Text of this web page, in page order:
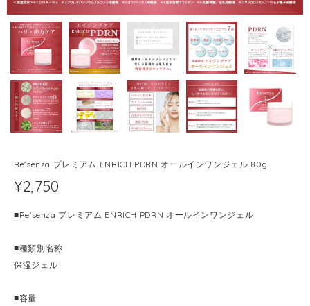
Re'senza プレミアム ENRICH PDRN オールインワンジェル 80g
¥2,750
■Re'senza プレミアム ENRICH PDRN オールインワンジェル
■種類別名称
保湿ジェル
■容量